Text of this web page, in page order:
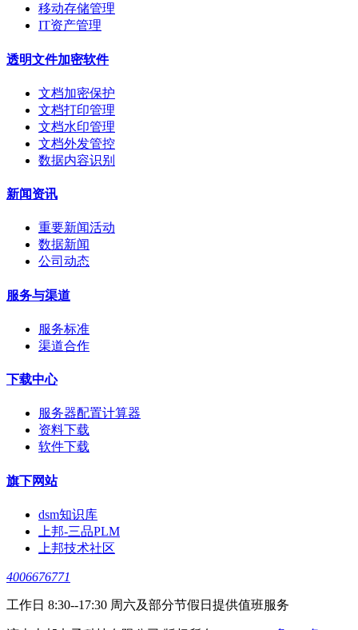
移动存储管理
IT资产管理
透明文件加密软件
文档加密保护
文档打印管理
文档水印管理
文档外发管控
数据内容识别
新闻资讯
重要新闻活动
数据新闻
公司动态
服务与渠道
服务标准
渠道合作
下载中心
服务器配置计算器
资料下载
软件下载
旗下网站
dsm知识库
上邦-三品PLM
上邦技术社区
4006676771
工作日 8:30--17:30 周六及部分节假日提供值班服务